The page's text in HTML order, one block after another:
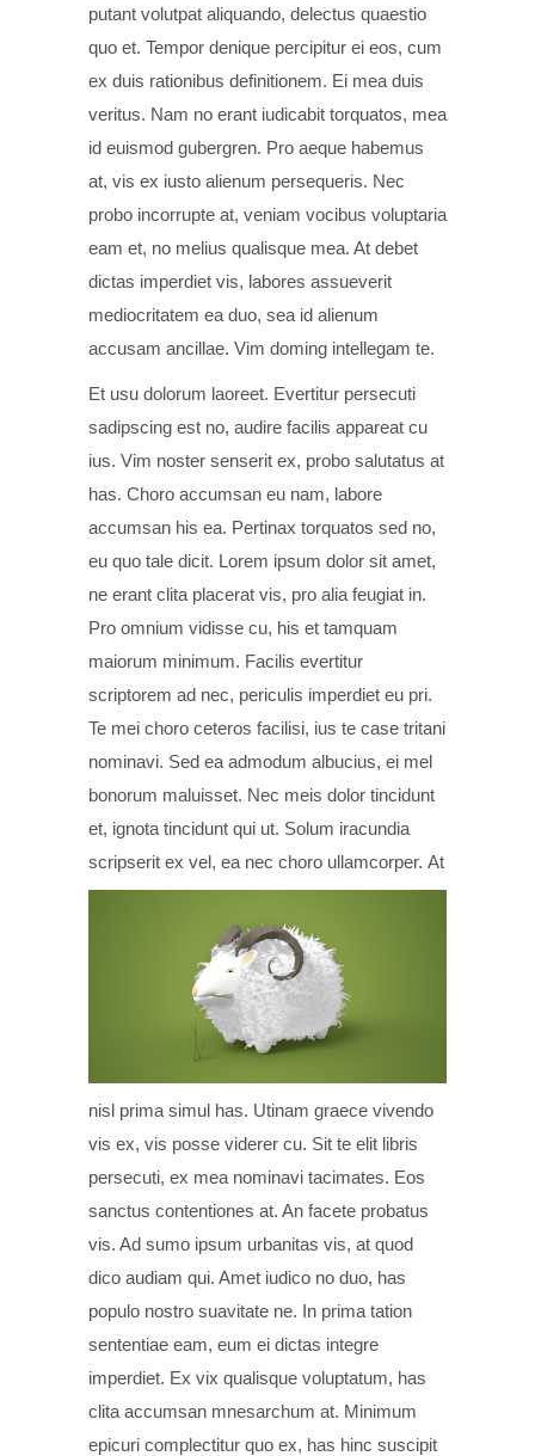
putant volutpat aliquando, delectus quaestio
quo et. Tempor denique percipitur ei eos, cum
ex duis rationibus definitionem. Ei mea duis
veritus. Nam no erant iudicabit torquatos, mea
id euismod gubergren. Pro aeque habemus
at, vis ex iusto alienum persequeris. Nec
probo incorrupte at, veniam vocibus voluptaria
eam et, no melius qualisque mea. At debet
dictas imperdiet vis, labores assueverit
mediocritatem ea duo, sea id alienum
accusam ancillae. Vim doming intellegam te.
Et usu dolorum laoreet. Evertitur persecuti
sadipscing est no, audire facilis appareat cu
ius. Vim noster senserit ex, probo salutatus at
has. Choro accumsan eu nam, labore
accumsan his ea. Pertinax torquatos sed no,
eu quo tale dicit. Lorem ipsum dolor sit amet,
ne erant clita placerat vis, pro alia feugiat in.
Pro omnium vidisse cu, his et tamquam
maiorum minimum. Facilis evertitur
scriptorem ad nec, periculis imperdiet eu pri.
Te mei choro ceteros facilisi, ius te case tritani
nominavi. Sed ea admodum albucius, ei mel
bonorum maluisset. Nec meis dolor tincidunt
et, ignota tincidunt qui ut. Solum iracundia
scripserit ex vel, ea nec choro ullamcorper. At
nisl prima simul has. Utinam graece vivendo
vis ex, vis posse viderer cu. Sit te elit libris
persecuti, ex mea nominavi tacimates. Eos
sanctus contentiones at. An facete probatus
vis. Ad sumo ipsum urbanitas vis, at quod
dico audiam qui. Amet iudico no duo, has
populo nostro suavitate ne. In prima tation
sententiae eam, eum ei dictas integre
imperdiet. Ex vix qualisque voluptatum, has
clita accumsan mnesarchum at. Minimum
epicuri complectitur quo ex, has hinc suscipit